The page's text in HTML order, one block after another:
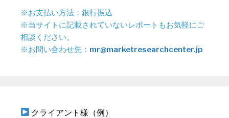
※お支払い方法：銀行振込
※当サイトに記載されていないレポートもお気軽にご
相談ください。
※お問い合わせ先： mr@marketresearchcenter.jp
クライアント様（例）